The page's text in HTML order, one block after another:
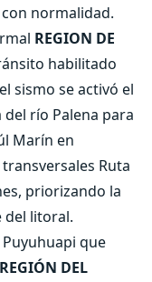
normalidad.
REGION DE
habilitado
sismo se activó el
río Palena para
Marín en
Ruta
priorizando la
del litoral.
que
REGIÓN DEL